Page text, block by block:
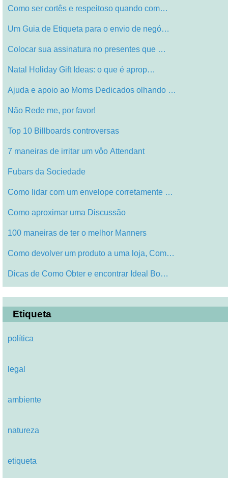
Como ser cortês e respeitoso quando com…
Um Guia de Etiqueta para o envio de negó…
Colocar sua assinatura no presentes que …
Natal Holiday Gift Ideas: o que é aprop…
Ajuda e apoio ao Moms Dedicados olhando …
Não Rede me, por favor!
Top 10 Billboards controversas
7 maneiras de irritar um vôo Attendant
Fubars da Sociedade
Como lidar com um envelope corretamente …
Como aproximar uma Discussão
100 maneiras de ter o melhor Manners
Como devolver um produto a uma loja, Com…
Dicas de Como Obter e encontrar Ideal Bo…
Etiqueta
política
legal
ambiente
natureza
etiqueta